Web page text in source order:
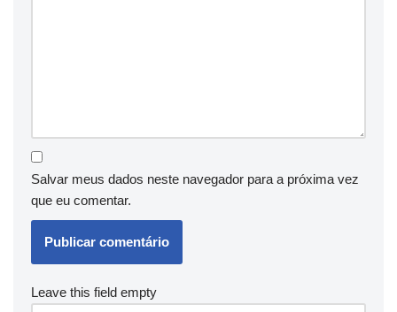
Salvar meus dados neste navegador para a próxima vez
que eu comentar.
Leave this field empty